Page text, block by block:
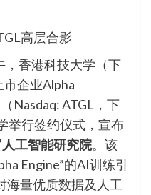
高层合影
，香港科技大学（下
市企业Alpha
Nasdaq: ATGL，下
举行签约仪式，宣布
工智能研究院。该
Engine”的AI训练引
海量优质数据及人工